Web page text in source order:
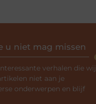
u niet mag missen
verhalen die wij
niet aan je
onderwerpen en blijf